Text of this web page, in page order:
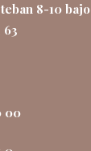
8-10 bajo
63
00